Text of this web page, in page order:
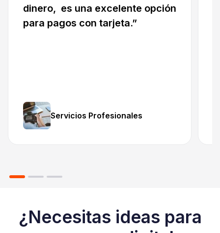
dinero, es una excelente opción
para pagos con tarjeta.”
Servicios Profesionales
¿Necesitas ideas para